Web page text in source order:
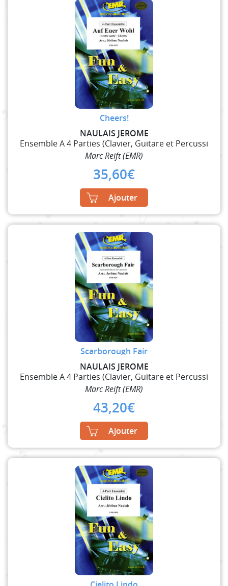
Cheers!
NAULAIS JEROME
Ensemble A 4 Parties (Clavier, Guitare et Percussi
Marc Reift (EMR)
35,60€
Ajouter
Scarborough Fair
NAULAIS JEROME
Ensemble A 4 Parties (Clavier, Guitare et Percussi
Marc Reift (EMR)
43,20€
Ajouter